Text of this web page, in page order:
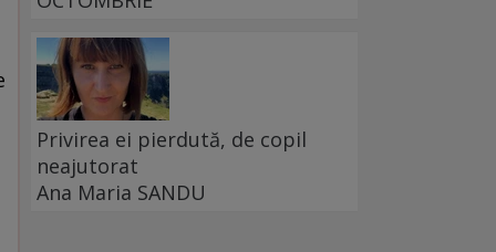
Privirea ei pierdută, de copil
neajutorat
Ana Maria SANDU